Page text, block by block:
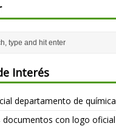
Interés
departamento de química
documentos con logo oficial